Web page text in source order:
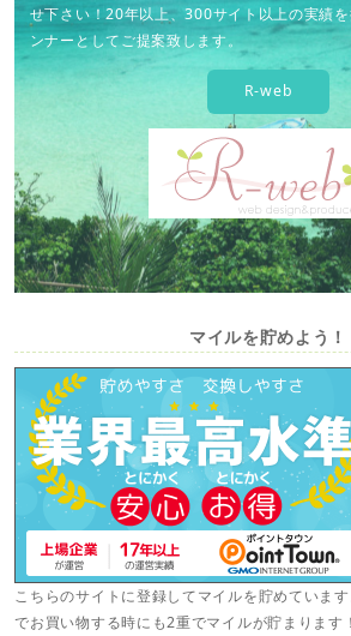
せ下さい！20年以上、300サイト以上の実績
ンナーとしてご提案致します。
R-web
マイルを貯めよう！
こちらのサイトに登録してマイルを貯めていま
でお買い物する時にも2重でマイルが貯まります！